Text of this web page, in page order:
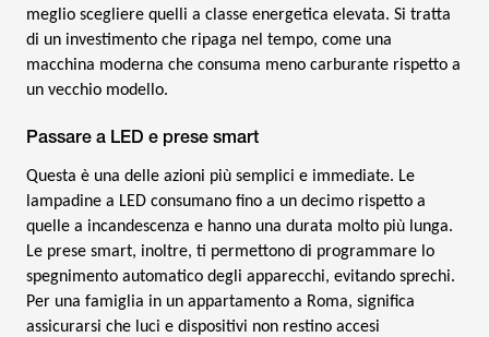
meglio scegliere quelli a classe energetica elevata. Si tratta
di un investimento che ripaga nel tempo, come una
macchina moderna che consuma meno carburante rispetto a
un vecchio modello.
Passare a LED e prese smart
Questa è una delle azioni più semplici e immediate. Le
lampadine a LED consumano fino a un decimo rispetto a
quelle a incandescenza e hanno una durata molto più lunga.
Le prese smart, inoltre, ti permettono di programmare lo
spegnimento automatico degli apparecchi, evitando sprechi.
Per una famiglia in un appartamento a Roma, significa
assicurarsi che luci e dispositivi non restino accesi